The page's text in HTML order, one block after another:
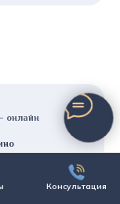
Консультация
онлайн
под ключ
друзей. Не
бюджет не